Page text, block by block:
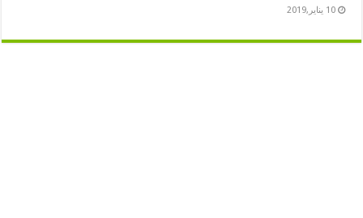
10 يناير,2019